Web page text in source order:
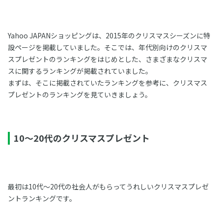
Yahoo JAPANショッピングは、2015年のクリスマスシーズンに特
設ページを掲載していました。そこでは、年代別向けのクリスマ
スプレゼントのランキングをはじめとした、さまざまなクリスマ
スに関するランキングが掲載されていました。
まずは、そこに掲載されていたランキングを参考に、クリスマス
プレゼントのランキングを見ていきましょう。
10～20代のクリスマスプレゼント
最初は10代～20代の社会人がもらってうれしいクリスマスプレゼ
ントランキングです。